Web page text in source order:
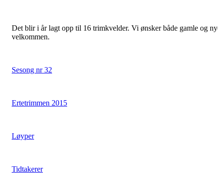
Det blir i år lagt opp til 16 trimkvelder. Vi ønsker både gamle og
velkommen.
Sesong nr 32
Ertetrimmen 2015
Løyper
Tidtakerer